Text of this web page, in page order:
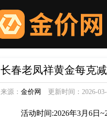
长春老凤祥黄金每克
来源： 金价网 更新时间：2026-03-
活动时间:2026年3月6日